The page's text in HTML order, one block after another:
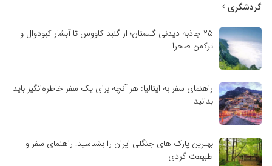
گردشگری
۲۵ جاذبه دیدنی گلستان؛ از گنبد کاووس تا آبشار کبودوال و
ترکمن صحرا
راهنمای سفر به ایتالیا: هر آنچه برای یک سفر خاطره‌انگیز باید
بدانید
بهترین پارک های جنگلی ایران را بشناسید! راهنمای سفر و
طبیعت گردی